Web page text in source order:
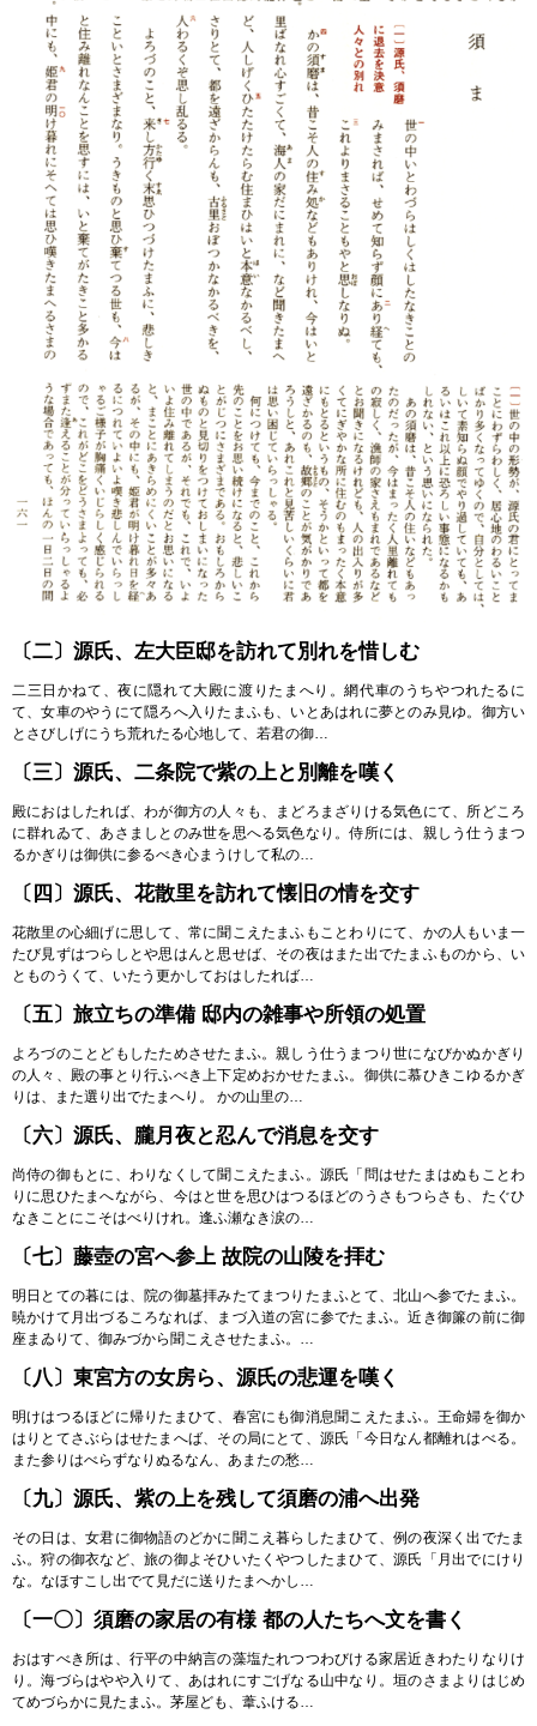
〔二〕源氏、左大臣邸を訪れて別れを惜しむ
二三日かねて、夜に隠れて大殿に渡りたまへり。網代車のうちやつれたるに
て、女車のやうにて隠ろへ入りたまふも、いとあはれに夢とのみ見ゆ。御方い
とさびしげにうち荒れたる心地して、若君の御…
〔三〕源氏、二条院で紫の上と別離を嘆く
殿におはしたれば、わが御方の人々も、まどろまざりける気色にて、所どころ
に群れゐて、あさましとのみ世を思へる気色なり。侍所には、親しう仕うまつ
るかぎりは御供に参るべき心まうけして私の…
〔四〕源氏、花散里を訪れて懐旧の情を交す
花散里の心細げに思して、常に聞こえたまふもことわりにて、かの人もいま一
たび見ずはつらしとや思はんと思せば、その夜はまた出でたまふものから、い
とものうくて、いたう更かしておはしたれば…
〔五〕旅立ちの準備 邸内の雑事や所領の処置
よろづのことどもしたためさせたまふ。親しう仕うまつり世になびかぬかぎり
の人々、殿の事とり行ふべき上下定めおかせたまふ。御供に慕ひきこゆるかぎ
りは、また選り出でたまへり。 かの山里の…
〔六〕源氏、朧月夜と忍んで消息を交す
尚侍の御もとに、わりなくして聞こえたまふ。源氏「問はせたまはぬもことわ
りに思ひたまへながら、今はと世を思ひはつるほどのうさもつらさも、たぐひ
なきことにこそはべりけれ。逢ふ瀬なき涙の…
〔七〕藤壺の宮へ参上 故院の山陵を拝む
明日とての暮には、院の御墓拝みたてまつりたまふとて、北山へ参でたまふ。
暁かけて月出づるころなれば、まづ入道の宮に参でたまふ。近き御簾の前に御
座まゐりて、御みづから聞こえさせたまふ。…
〔八〕東宮方の女房ら、源氏の悲運を嘆く
明けはつるほどに帰りたまひて、春宮にも御消息聞こえたまふ。王命婦を御か
はりとてさぶらはせたまへば、その局にとて、源氏「今日なん都離れはべる。
また参りはべらずなりぬるなん、あまたの愁…
〔九〕源氏、紫の上を残して須磨の浦へ出発
その日は、女君に御物語のどかに聞こえ暮らしたまひて、例の夜深く出でたま
ふ。狩の御衣など、旅の御よそひいたくやつしたまひて、源氏「月出でにけり
な。なほすこし出でて見だに送りたまへかし…
〔一〇〕須磨の家居の有様 都の人たちへ文を書く
おはすべき所は、行平の中納言の藻塩たれつつわびける家居近きわたりなりけ
り。海づらはやや入りて、あはれにすごげなる山中なり。垣のさまよりはじめ
てめづらかに見たまふ。茅屋ども、葦ふける…